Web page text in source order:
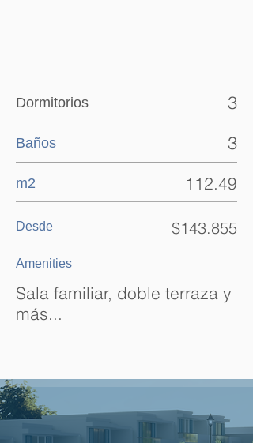
Dormitorios 3
Baños 3
m2 112.49
Desde $143.855
Amenities
Sala familiar, doble terraza y
más...